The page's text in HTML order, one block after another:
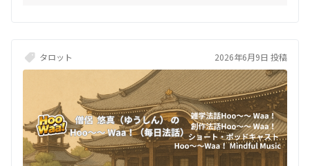
の正直な気持ちをぶつけてみました。濁す彼を見て、悲しいけれど目
が覚めた気がします。今はまだ苦しいですが、自分の人生を誰かに預
けるのではなく、自分で選び取っていこうと思えるようになりまし
タロット 2026年6月9日 投稿